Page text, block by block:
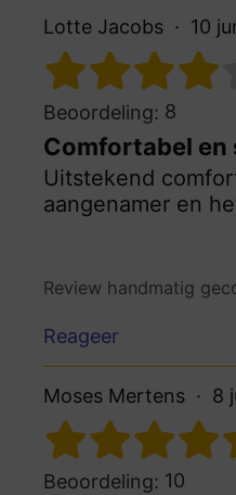
Lotte Jacobs 10
Beoordeling: 8
Comfortabel en
Uitstekend
aangenamer en
Review handmatig
Reageer
Moses Mertens 8
Beoordeling: 10